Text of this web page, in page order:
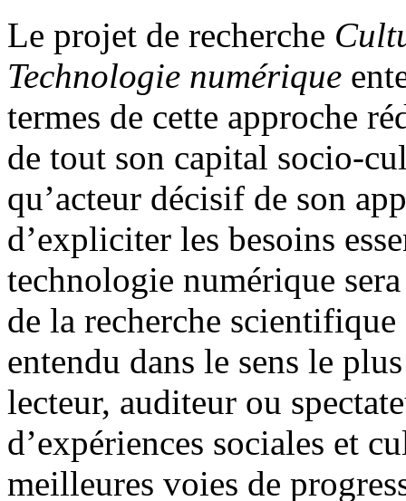
Le projet de recherche
Technologie numérique
termes de cette approche
de tout son capital socio-
qu’acteur décisif de son
d’expliciter les besoins
technologie numérique
de la recherche
entendu dans le sens le
lecteur, auditeur ou
d’expériences sociales et
meilleures voies de